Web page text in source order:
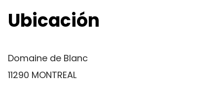
Ubicación
Domaine de Blanc
11290 MONTREAL